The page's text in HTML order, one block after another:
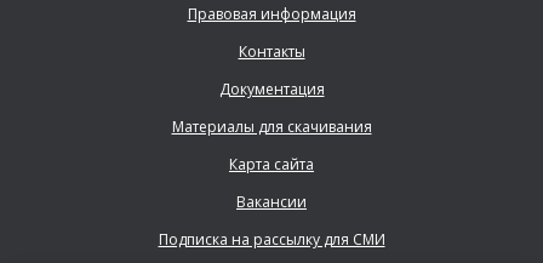
Правовая информация
Контакты
Документация
Материалы для скачивания
Карта сайта
Вакансии
Подписка на рассылку для СМИ